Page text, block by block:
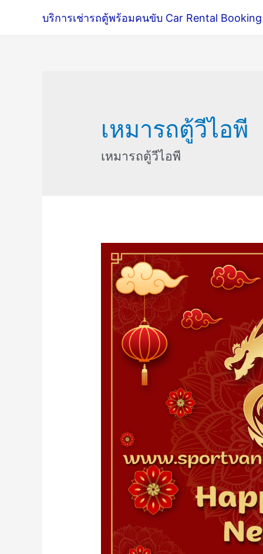
บริการเช่ารถตู้พร้อมคนขับ Car Rental
เหมารถตู้วีไอพี
เหมารถตู้วีไอพี